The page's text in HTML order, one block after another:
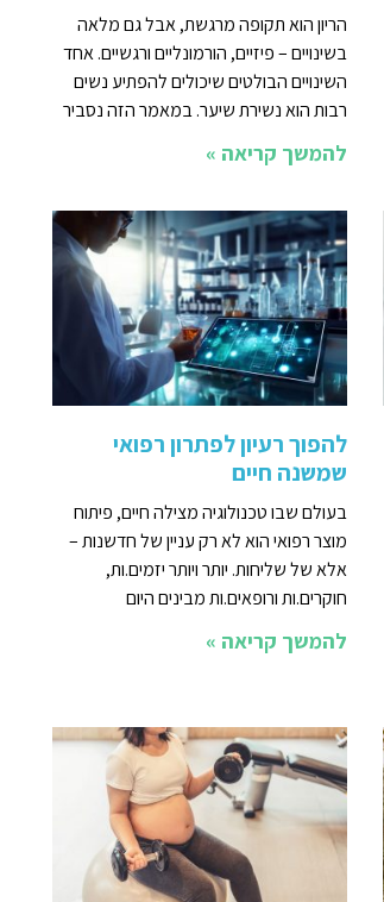
הריון הוא תקופה מרגשת, אבל גם מלאה
בשינויים – פיזיים, הורמונליים ורגשיים. אחד
השינויים הבולטים שיכולים להפתיע נשים
רבות הוא נשירת שיער. במאמר הזה נסביר
להמשך קריאה »
להפוך רעיון לפתרון רפואי
שמשנה חיים
בעולם שבו טכנולוגיה מצילה חיים, פיתוח
מוצר רפואי הוא לא רק עניין של חדשנות –
אלא של שליחות. יותר ויותר יזמים.ות,
חוקרים.ות ורופאים.ות מבינים היום
להמשך קריאה »